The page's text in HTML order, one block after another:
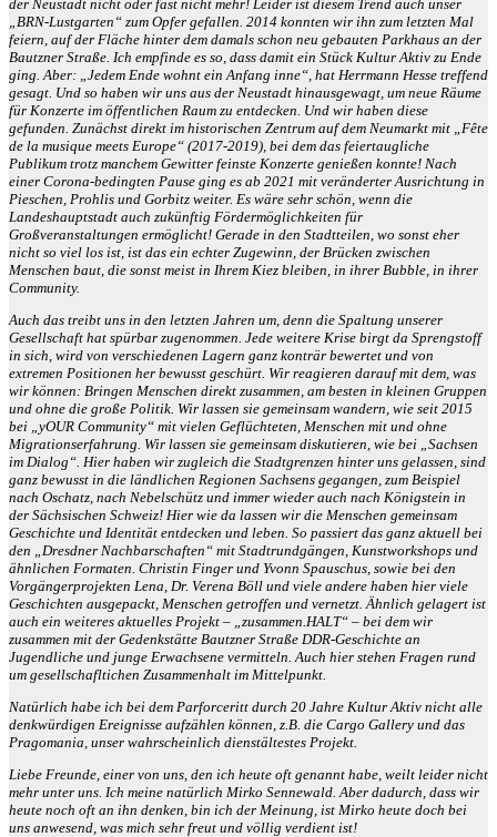
der Neustadt nicht oder fast nicht mehr! Leider ist diesem Trend auch unser
„BRN-Lustgarten“ zum Opfer gefallen. 2014 konnten wir ihn zum letzten Mal
feiern, auf der Fläche hinter dem damals schon neu gebauten Parkhaus an der
Bautzner Straße. Ich empfinde es so, dass damit ein Stück Kultur Aktiv zu Ende
ging. Aber: „Jedem Ende wohnt ein Anfang inne“, hat Herrmann Hesse treffend
gesagt. Und so haben wir uns aus der Neustadt hinausgewagt, um neue Räume
für Konzerte im öffentlichen Raum zu entdecken. Und wir haben diese
gefunden. Zunächst direkt im historischen Zentrum auf dem Neumarkt mit „Fête
de la musique meets Europe“ (2017-2019), bei dem das feiertaugliche
Publikum trotz manchem Gewitter feinste Konzerte genießen konnte! Nach
einer Corona-bedingten Pause ging es ab 2021 mit veränderter Ausrichtung in
Pieschen, Prohlis und Gorbitz weiter. Es wäre sehr schön, wenn die
Landeshauptstadt auch zukünftig Fördermöglichkeiten für
Großveranstaltungen ermöglicht! Gerade in den Stadtteilen, wo sonst eher
nicht so viel los ist, ist das ein echter Zugewinn, der Brücken zwischen
Menschen baut, die sonst meist in Ihrem Kiez bleiben, in ihrer Bubble, in ihrer
Community.
Auch das treibt uns in den letzten Jahren um, denn die Spaltung unserer
Gesellschaft hat spürbar zugenommen. Jede weitere Krise birgt da Sprengstoff
in sich, wird von verschiedenen Lagern ganz konträr bewertet und von
extremen Positionen her bewusst geschürt. Wir reagieren darauf mit dem, was
wir können: Bringen Menschen direkt zusammen, am besten in kleinen Gruppen
und ohne die große Politik. Wir lassen sie gemeinsam wandern, wie seit 2015
bei „yOUR Community“ mit vielen Geflüchteten, Menschen mit und ohne
Migrationserfahrung. Wir lassen sie gemeinsam diskutieren, wie bei „Sachsen
im Dialog“. Hier haben wir zugleich die Stadtgrenzen hinter uns gelassen, sind
ganz bewusst in die ländlichen Regionen Sachsens gegangen, zum Beispiel
nach Oschatz, nach Nebelschütz und immer wieder auch nach Königstein in
der Sächsischen Schweiz! Hier wie da lassen wir die Menschen gemeinsam
Geschichte und Identität entdecken und leben. So passiert das ganz aktuell bei
den „Dresdner Nachbarschaften“ mit Stadtrundgängen, Kunstworkshops und
ähnlichen Formaten. Christin Finger und Yvonn Spauschus, sowie bei den
Vorgängerprojekten Lena, Dr. Verena Böll und viele andere haben hier viele
Geschichten ausgepackt, Menschen getroffen und vernetzt. Ähnlich gelagert ist
auch ein weiteres aktuelles Projekt – „zusammen.HALT“ – bei dem wir
zusammen mit der Gedenkstätte Bautzner Straße DDR-Geschichte an
Jugendliche und junge Erwachsene vermitteln. Auch hier stehen Fragen rund
um gesellschafltichen Zusammenhalt im Mittelpunkt.
Natürlich habe ich bei dem Parforceritt durch 20 Jahre Kultur Aktiv nicht alle
denkwürdigen Ereignisse aufzählen können, z.B. die Cargo Gallery und das
Pragomania, unser wahrscheinlich dienstältestes Projekt.
Liebe Freunde, einer von uns, den ich heute oft genannt habe, weilt leider nicht
mehr unter uns. Ich meine natürlich Mirko Sennewald. Aber dadurch, dass wir
heute noch oft an ihn denken, bin ich der Meinung, ist Mirko heute doch bei
uns anwesend, was mich sehr freut und völlig verdient ist!